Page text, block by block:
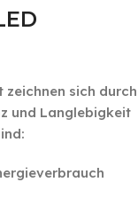
zeichnen sich durch
und Langlebigkeit